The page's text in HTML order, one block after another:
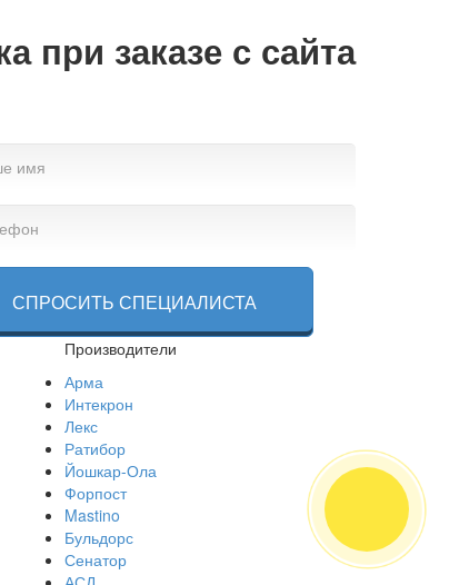
при заказе с сайта
СПРОСИТЬ СПЕЦИАЛИСТА
Производители
Арма
Интекрон
Лекс
Ратибор
Йошкар-Ола
Форпост
Mastino
Бульдорс
Сенатор